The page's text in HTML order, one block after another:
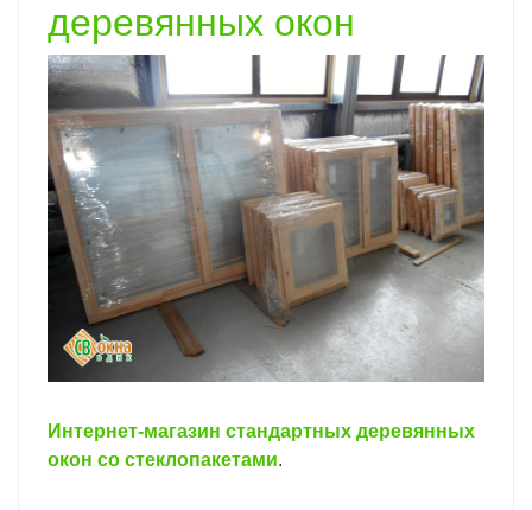
деревянных окон
Интернет-магазин стандартных деревянных
окон со стеклопакетами.